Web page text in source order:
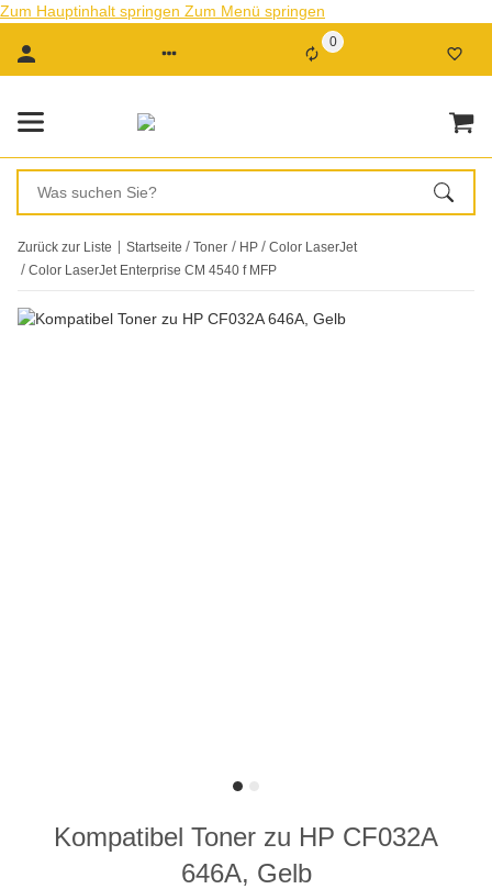
Zum Hauptinhalt springen Zum Menü springen
0
Zurück zur Liste Startseite Toner HP
Color LaserJet
Color LaserJet Enterprise CM 4540 f MFP
Kompatibel Toner zu HP CF032A
646A, Gelb